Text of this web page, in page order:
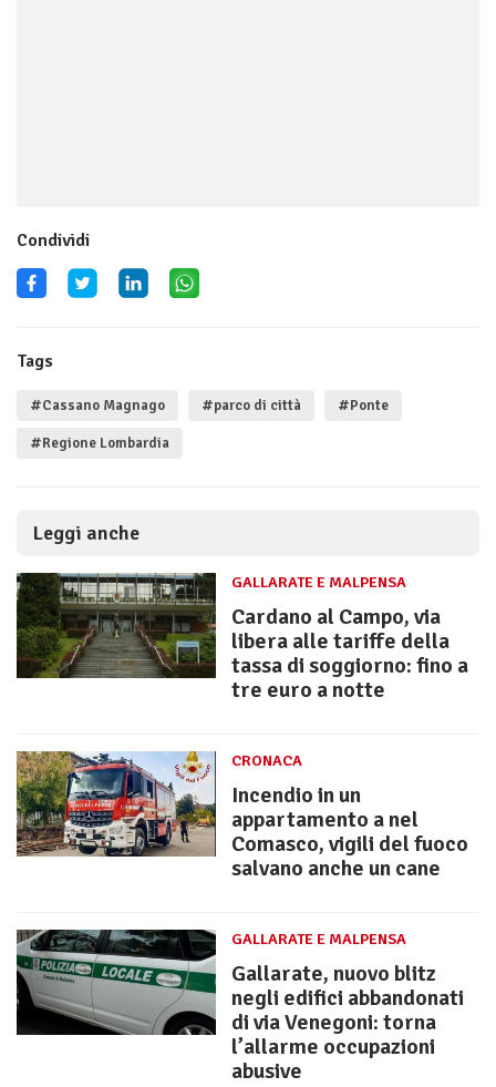
Condividi
Tags
#Cassano Magnago #parco di città #Ponte
#Regione Lombardia
Leggi anche
GALLARATE E MALPENSA
Cardano al Campo, via
libera alle tariffe della
tassa di soggiorno: fino a
tre euro a notte
CRONACA
Incendio in un
appartamento a nel
Comasco, vigili del fuoco
salvano anche un cane
GALLARATE E MALPENSA
Gallarate, nuovo blitz
negli edifici abbandonati
di via Venegoni: torna
l’allarme occupazioni
abusive